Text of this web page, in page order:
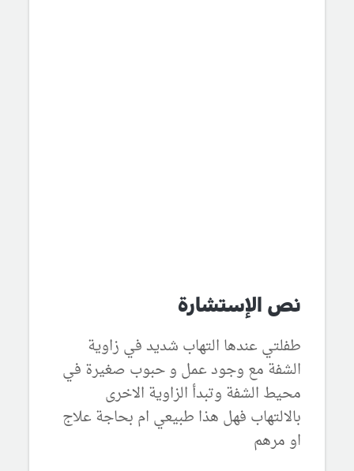
نص الإستشارة
طفلتي عندها التهاب شديد في زاوية
الشفة مع وجود عمل و حبوب صغيرة في
محيط الشفة وتبدأ الزاوية الاخرى
بالالتهاب فهل هذا طبيعي ام بحاجة علاج
او مرهم